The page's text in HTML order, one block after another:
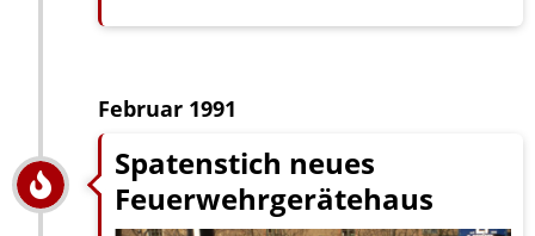
Februar 1991
Spatenstich neues
Feuerwehrgerätehaus